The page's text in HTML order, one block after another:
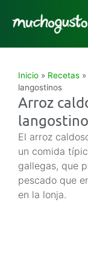
Inicio » Recetas »
langostinos
Arroz
El arroz
un comida
gallegas, que
pescado que
en la lonja.